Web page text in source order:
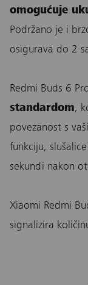
omogućuje
Podržano je i
osigurava do 2
Redmi Buds 6
standardom,
povezanost s
funkciju,
sekundi nakon
Xiaomi Redmi
signalizira